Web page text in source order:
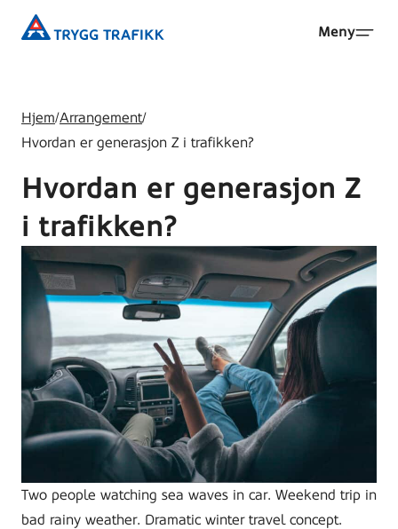
Trygg
Meny
Hjem/Arrangement/
Hvordan er generasjon Z i trafikken?
Hvordan er generasjon Z
i trafikken?
Two people watching sea waves in car. Weekend trip in
bad rainy weather. Dramatic winter travel concept.